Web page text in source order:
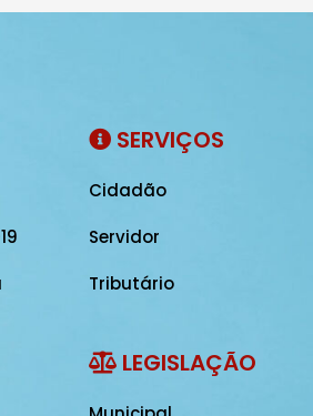
SERVIÇOS
Cidadão
Servidor
Tributário
LEGISLAÇÃO